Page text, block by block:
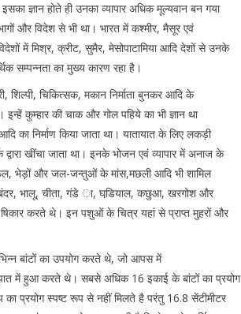
ज्ञान होते ही उनका व्यापार अधिक मूल्यवान बन गया
और विदेश से भी था। भारत में कश्मीर, मैसूर एवं
में मिश्र, क्रीट, सुमैर, मेसोपाटामिया आदि देशों से उनके
सम्पन्नता का मुख्य कारण रहा है।
शिल्पी, चिकित्सक, मकान निर्माता बुनकर आदि के
इन्हें कुम्हार की चाक और गोल पहिये का भी ज्ञान था
का निर्माण किया जाता था। यातायात के लिए लकड़ी
खींचा जाता था। इनके भोजन एवं व्यापार में अनाज के
भेड़ों और जल-जन्तुओं के मांस,मछली आदि भी शामिल
भालू, चीता, गंडे ा, घडि़याल, कछुआ, खरगोश और
करते थे। इन पशुओं के चित्र यहां से प्राप्त मुहरों और
बांटों का उपयोग करते थे, जो आपस में
में हुआ करते थे। सबसे अधिक 16 इकाई के बांटों का प्रयोग
का प्रयोग स्पष्ट रूप से नहीं मिलते है परंतु 16.8 सेंटीमीटर